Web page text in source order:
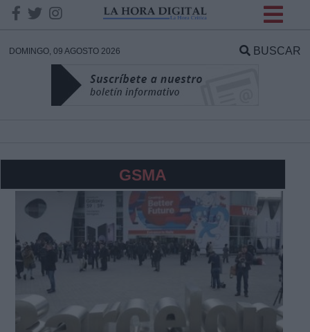
DOMINGO, 09 AGOSTO 2026 BUSCAR
GSMA
DATOS
Responsable:
Datos tratados:
Legitimación:
Destinatarios: